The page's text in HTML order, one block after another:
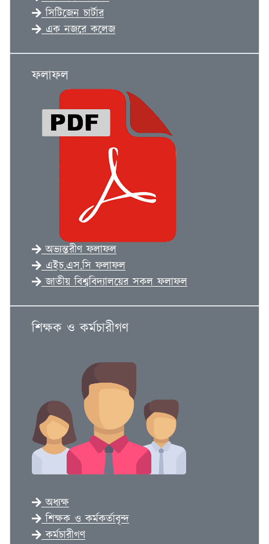
সিটিজেন চার্টার
এক নজরে কলেজ
ফলাফল
অভ্যন্তরীণ ফলাফল
এইচ.এস.সি ফলাফল
জাতীয় বিশ্ববিদ্যালয়ের সকল ফলাফল
শিক্ষক ও কর্মচারীগণ
অধ্যক্ষ
শিক্ষক ও কর্মকর্তাবৃন্দ
কর্মচারীগণ